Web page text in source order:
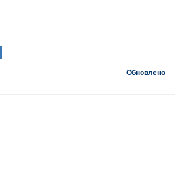
Обновлено